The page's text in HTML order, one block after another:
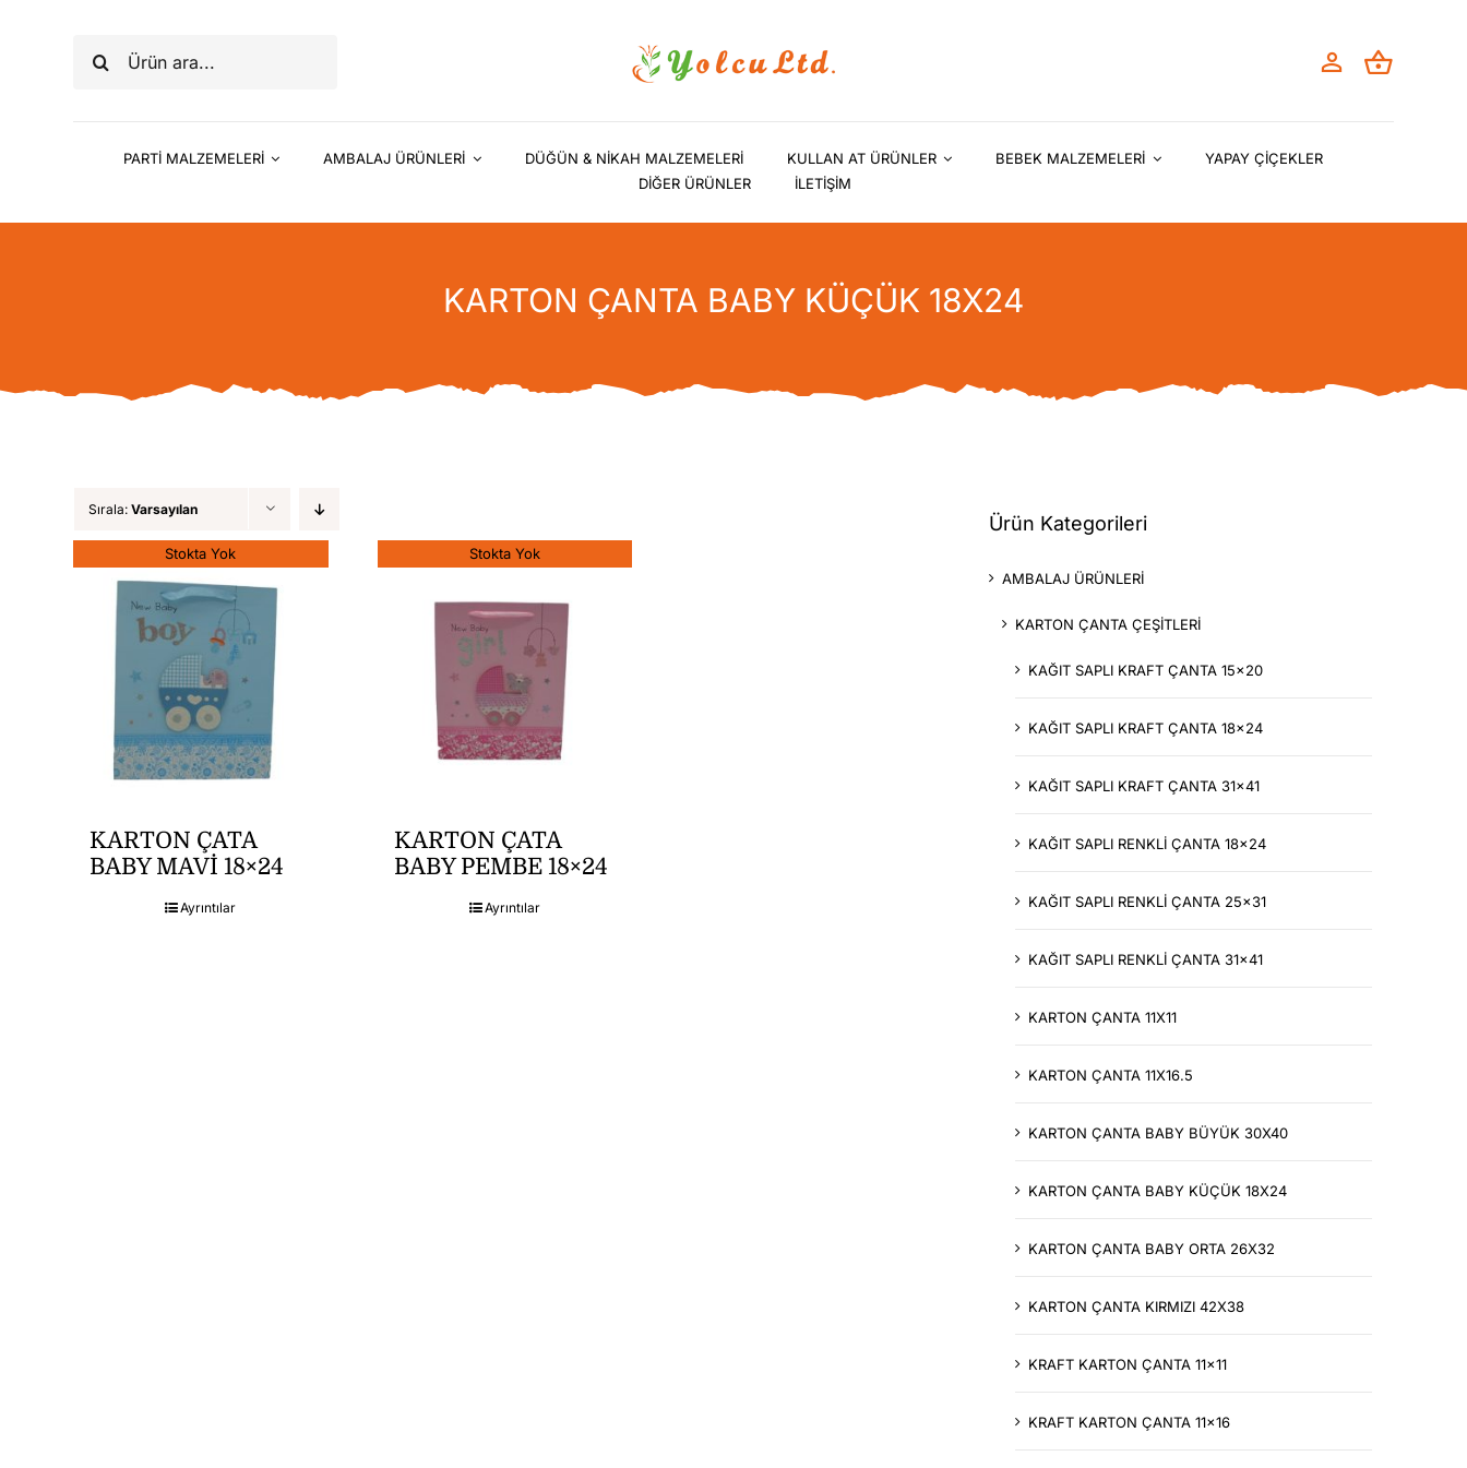
Ara:
PARTİ MALZEMELERİ AMBALAJ ÜRÜNLERİ DÜĞÜN & NİKAH MALZEMELERİ KULLAN AT ÜRÜNLER BEBEK MALZEMELERİ
YAPAY ÇİÇEKLER
DİĞER ÜRÜNLER
İLETİŞİM
KARTON ÇANTA BABY KÜÇÜK 18X24
Sırala:Varsayılan
Stokta Yok
KARTON ÇATA
BABY MAVİ 18×24
Ayrıntılar
Stokta Yok
KARTON ÇATA
BABY PEMBE 18×24
Ayrıntılar
Ürün Kategorileri
AMBALAJ ÜRÜNLERİ
KARTON ÇANTA ÇEŞİTLERİ
KAĞIT SAPLI KRAFT ÇANTA 15x20
KAĞIT SAPLI KRAFT ÇANTA 18x24
KAĞIT SAPLI KRAFT ÇANTA 31x41
KAĞIT SAPLI RENKLİ ÇANTA 18x24
KAĞIT SAPLI RENKLİ ÇANTA 25x31
KAĞIT SAPLI RENKLİ ÇANTA 31x41
KARTON ÇANTA 11X11
KARTON ÇANTA 11X16.5
KARTON ÇANTA BABY BÜYÜK 30X40
KARTON ÇANTA BABY KÜÇÜK 18X24
KARTON ÇANTA BABY ORTA 26X32
KARTON ÇANTA KIRMIZI 42X38
KRAFT KARTON ÇANTA 11x11
KRAFT KARTON ÇANTA 11x16